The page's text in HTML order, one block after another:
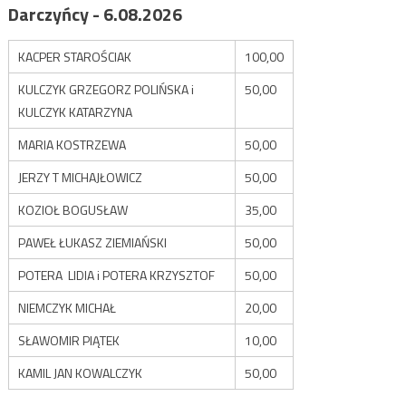
Darczyńcy - 6.08.2026
KACPER STAROŚCIAK
100,00
KULCZYK GRZEGORZ POLIŃSKA i
KULCZYK KATARZYNA
50,00
MARIA KOSTRZEWA
50,00
JERZY T MICHAJŁOWICZ
50,00
KOZIOŁ BOGUSŁAW
35,00
PAWEŁ ŁUKASZ ZIEMIAŃSKI
50,00
POTERA LIDIA i POTERA KRZYSZTOF
50,00
NIEMCZYK MICHAŁ
20,00
SŁAWOMIR PIĄTEK
10,00
KAMIL JAN KOWALCZYK
50,00